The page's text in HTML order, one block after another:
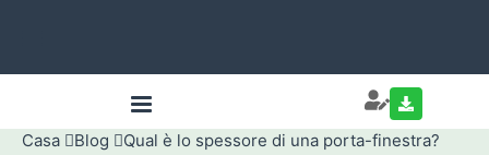
Casa Blog Qual è lo spessore di una porta-finestra?